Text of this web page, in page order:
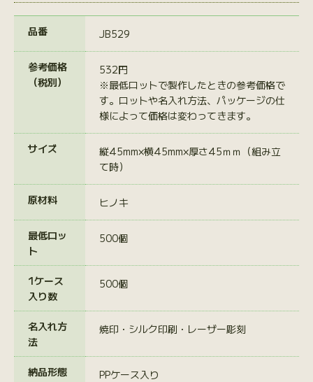
品番 JB529
参考価格
（税別）
532円
※最低ロットで製作したときの参考価格で
す。ロットや名入れ方法、パッケージの仕
様によって価格は変わってきます。
サイズ
縦45mm×横45mm×厚さ45ｍｍ（組み立
て時）
原材料 ヒノキ
最低ロッ
ト
500個
1ケース
入り数
500個
名入れ方
法
焼印・シルク印刷・レーザー彫刻
納品形態 PPケース入り